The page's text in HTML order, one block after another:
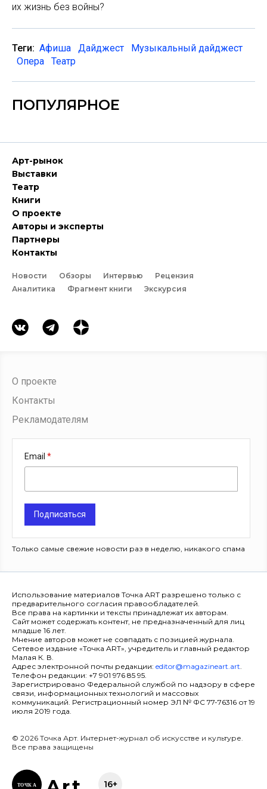
их жизнь без войны?
Теги: Афиша Дайджест
Музыкальный дайджест
Опера
Театр
ПОПУЛЯРНОЕ
Арт-рынок
Выставки
Театр
Книги
О проекте
Авторы и эксперты
Партнеры
Контакты
Новости Обзоры Интервью
Рецензия
Аналитика
Фрагмент книги Экскурсия
О проекте
Контакты
Рекламодателям
Email
Подписаться
Только самые свежие новости раз в неделю, никакого спама
Использование материалов Точка ART разрешено только с
предварительного согласия правообладателей.
Все права на картинки и тексты принадлежат их авторам.
Сайт может содержать контент, не предназначенный для лиц
младше 16 лет.
Мнение авторов может не совпадать с позицией журнала.
Сетевое издание «Точка ART», учредитель и главный редактор
Малая К. В.
Адрес электронной почты редакции: editor@magazineart.art.
Телефон редакции: +7 901 976 85 95.
Зарегистрировано Федеральной службой по надзору в сфере
связи, информационных технологий и массовых
коммуникаций. Регистрационный номер ЭЛ № ФС 77-76316 от 19
июля 2019 года.
© 2026 Точка Арт. Интернет-журнал об искусстве и культуре.
Все права защищены
ТОЧК А 16+